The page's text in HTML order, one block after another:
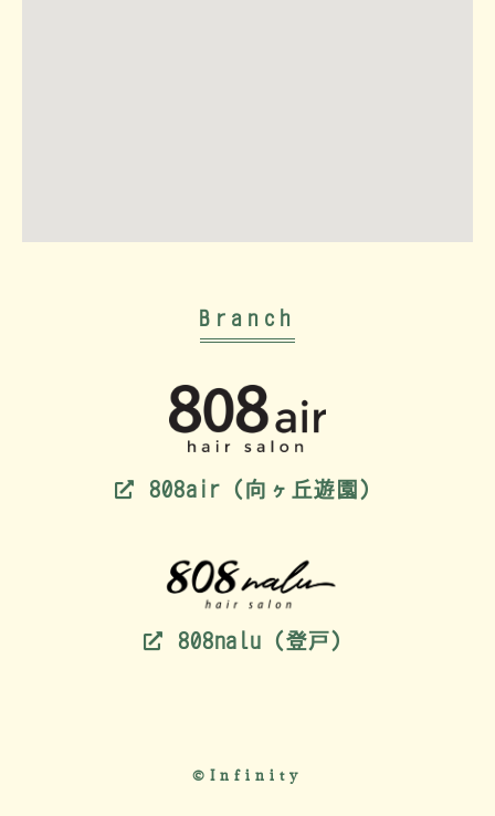
Branch
808air（向ヶ丘遊園）
808nalu（登戸）
©Infinity